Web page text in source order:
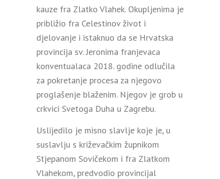
kauze fra Zlatko Vlahek. Okupljenima je
približio fra Celestinov život i
djelovanje i istaknuo da se Hrvatska
provincija sv. Jeronima franjevaca
konventualaca 2018. godine odlučila
za pokretanje procesa za njegovo
proglašenje blaženim. Njegov je grob u
crkvici Svetoga Duha u Zagrebu.
Uslijedilo je misno slavlje koje je, u
suslavlju s križevačkim župnikom
Stjepanom Sovičekom i fra Zlatkom
Vlahekom, predvodio provincijal